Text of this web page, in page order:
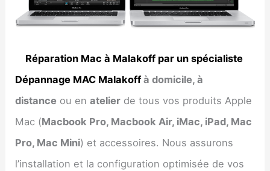
Réparation Mac à Malakoff par un spécialiste
Dépannage MAC Malakoff à domicile, à
distance ou enatelier de tous vos produits Apple
Mac (Macbook Pro, Macbook Air, iMac, iPad, Mac
Pro, Mac Mini) et accessoires. Nous assurons
l’installation et la configuration optimisée de vos